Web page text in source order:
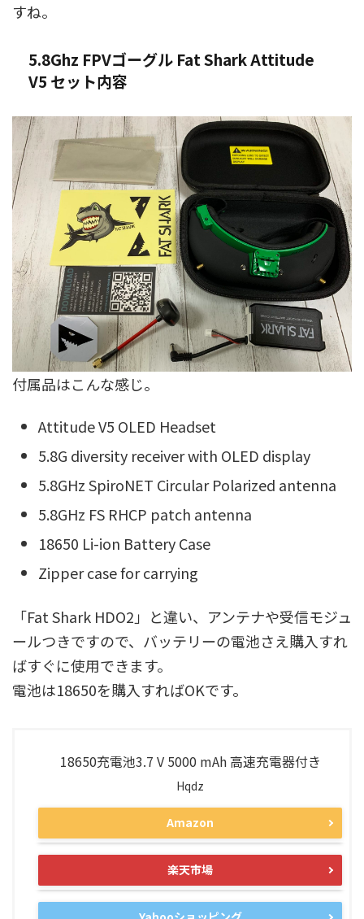
すね。
5.8Ghz FPVゴーグル Fat Shark Attitude
V5 セット内容
付属品はこんな感じ。
Attitude V5 OLED Headset
5.8G diversity receiver with OLED display
5.8GHz SpiroNET Circular Polarized antenna
5.8GHz FS RHCP patch antenna
18650 Li-ion Battery Case
Zipper case for carrying
「Fat Shark HDO2」と違い、アンテナや受信モジュ
ールつきですので、バッテリーの電池さえ購入すれ
ばすぐに使用できます。
電池は18650を購入すればOKです。
18650充電池3.7 V 5000 mAh 高速充電器付き
Hqdz
Amazon
楽天市場